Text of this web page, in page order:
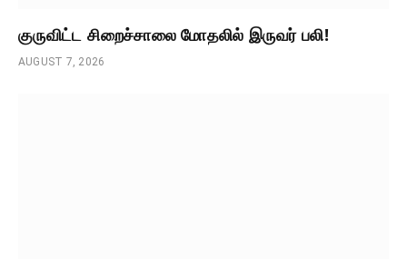
குருவிட்ட சிறைச்சாலை மோதலில் இருவர் பலி!
AUGUST 7, 2026